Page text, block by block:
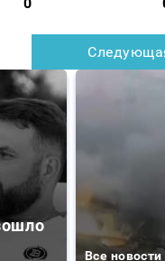
0
Все новости